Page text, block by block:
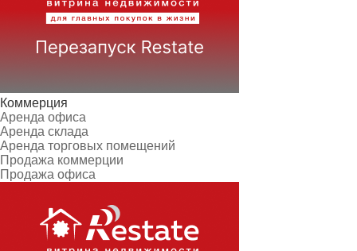
Коммерция
Аренда офиса
Аренда склада
Аренда торговых помещений
Продажа коммерции
Продажа офиса